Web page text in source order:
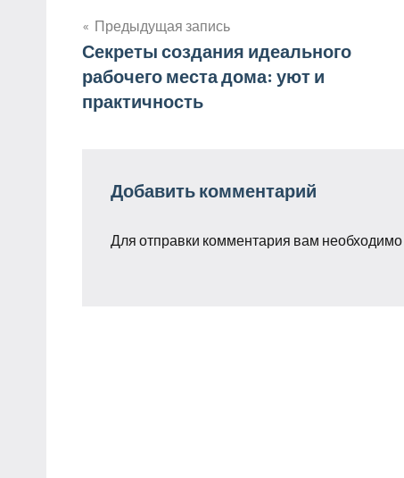
Навигация
по
Предыдущая запись
Секреты создания идеального
рабочего места дома: уют и
практичность
Добавить комментарий
Для отправки комментария вам необходимо